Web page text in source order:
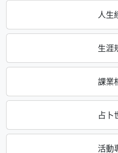
人生
生涯
課業
占卜
活動